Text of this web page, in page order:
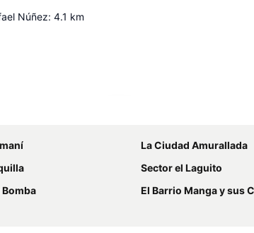
Núñez: 4.1 km
La Ciudad Amurallada
Sector el Laguito
El Barrio Manga y sus